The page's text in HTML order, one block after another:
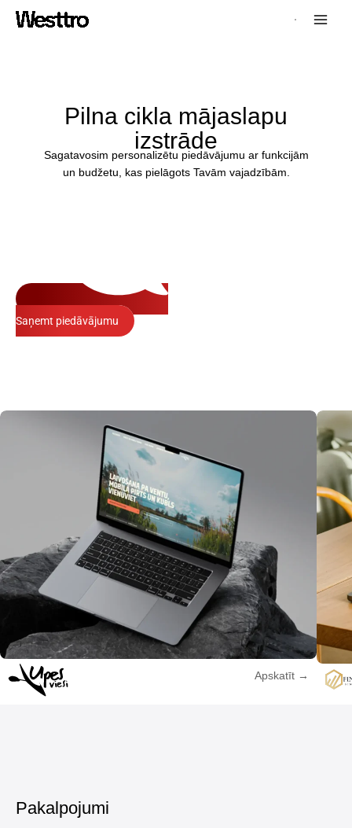
Skip
Main
Pilna cikla mājaslapu
izstrāde
Sagatavosim personalizētu piedāvājumu ar funkcijām
un budžetu, kas pielāgots Tavām vajadzībām.
Saņemt piedāvājumu
Apskatīt →
Pakalpojumi